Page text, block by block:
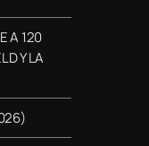
A 120
Y LA